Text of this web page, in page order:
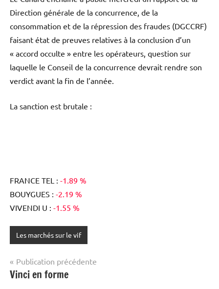
Direction générale de la concurrence, de la
consommation et de la répression des fraudes (DGCCRF)
faisant état de preuves relatives à la conclusion d’un
« accord occulte » entre les opérateurs, question sur
laquelle le Conseil de la concurrence devrait rendre son
verdict avant la fin de l’année.
La sanction est brutale :
FRANCE TEL : -1.89 %
BOUYGUES : -2.19 %
VIVENDI U : -1.55 %
Les marchés sur le vif
Navigation
de
Publication précédente
Vinci en forme